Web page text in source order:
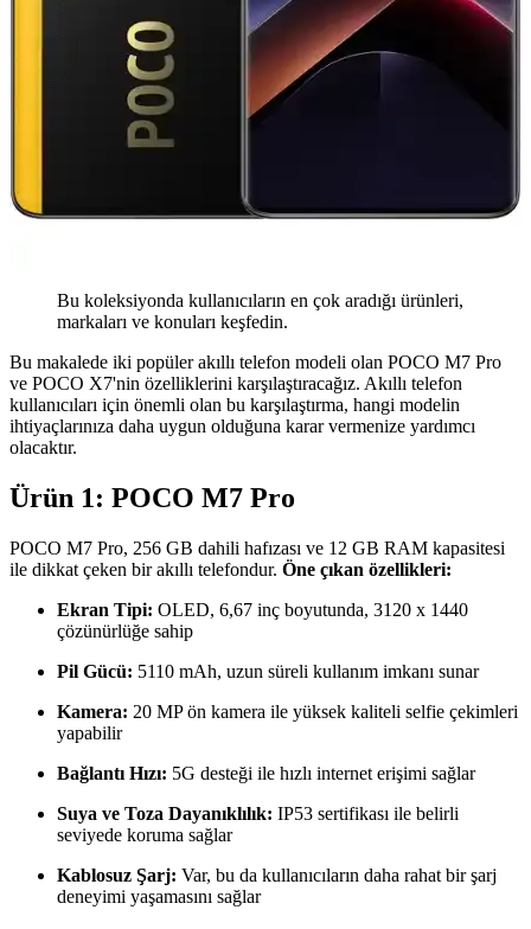
Bu koleksiyonda kullanıcıların en çok aradığı ürünleri,
markaları ve konuları keşfedin.
Bu makalede iki popüler akıllı telefon modeli olan POCO M7 Pro
ve POCO X7'nin özelliklerini karşılaştıracağız. Akıllı telefon
kullanıcıları için önemli olan bu karşılaştırma, hangi modelin
ihtiyaçlarınıza daha uygun olduğuna karar vermenize yardımcı
olacaktır.
Ürün 1: POCO M7 Pro
POCO M7 Pro, 256 GB dahili hafızası ve 12 GB RAM kapasitesi
ile dikkat çeken bir akıllı telefondur. Öne çıkan özellikleri:
Ekran Tipi: OLED, 6,67 inç boyutunda, 3120 x 1440
çözünürlüğe sahip
Pil Gücü: 5110 mAh, uzun süreli kullanım imkanı sunar
Kamera: 20 MP ön kamera ile yüksek kaliteli selfie çekimleri
yapabilir
Bağlantı Hızı: 5G desteği ile hızlı internet erişimi sağlar
Suya ve Toza Dayanıklılık: IP53 sertifikası ile belirli
seviyede koruma sağlar
Kablosuz Şarj: Var, bu da kullanıcıların daha rahat bir şarj
deneyimi yaşamasını sağlar